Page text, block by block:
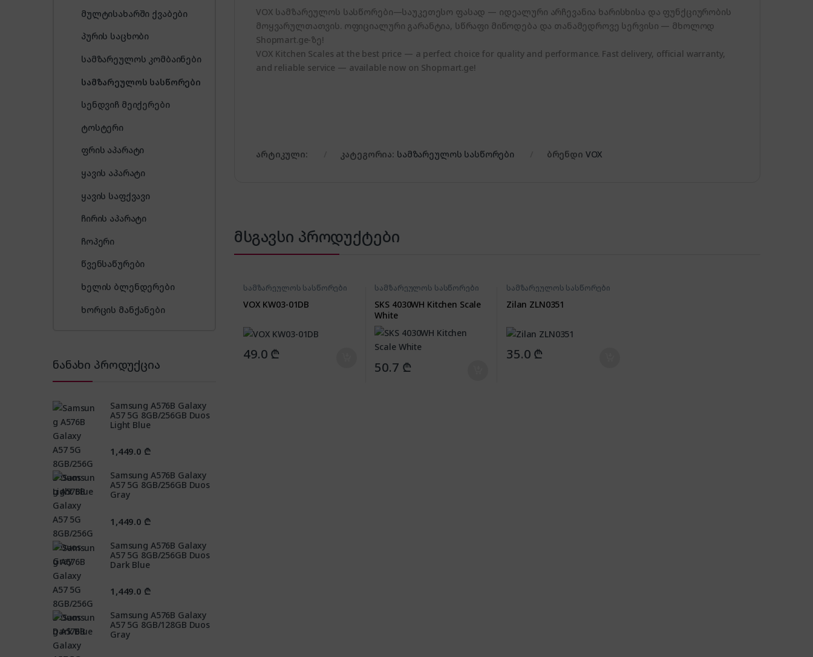
VOX სამზარეულოს სასწორები—საუკეთესო ფასად — იდეალური არჩევანია ხარისხისა და ფუნქციურობის
მოყვარულთათვის. ოფიციალური გარანტია, სწრაფი მიწოდება და თანამედროვე სერვისი — მხოლოდ
Shopmart.ge-ზე!
VOX Kitchen Scales at the best price — a perfect choice for quality and performance. Fast delivery, official warranty,
and reliable service — available now on Shopmart.ge!
არტიკული: კატეგორია: სამზარეულოს სასწორები ბრენდი VOX
მსგავსი პროდუქტები
სამზარეულოს სასწორები
VOX KW03-01DB
49.0 ₾
სამზარეულოს სასწორები
SKS 4030WH Kitchen Scale
White
50.7 ₾
სამზარეულოს სასწორები
Zilan ZLN0351
35.0 ₾
მულტისახარში ქვაბები
პურის საცხობი
სამზარეულოს კომბაინები
სამზარეულოს სასწორები
სენდვიჩ მეიქერები
ტოსტერი
ფრის აპარატი
ყავის აპარატი
ყავის საფქვავი
ჩირის აპარატი
ჩოპერი
წვენსაწურები
ხელის ბლენდერები
ხორცის მანქანები
ნანახი პროდუქცია
Samsung A576B Galaxy
A57 5G 8GB/256GB Duos
Light Blue
1,449.0 ₾
Samsung A576B Galaxy
A57 5G 8GB/256GB Duos
Gray
1,449.0 ₾
Samsung A576B Galaxy
A57 5G 8GB/256GB Duos
Dark Blue
1,449.0 ₾
Samsung A576B Galaxy
A57 5G 8GB/128GB Duos
Gray